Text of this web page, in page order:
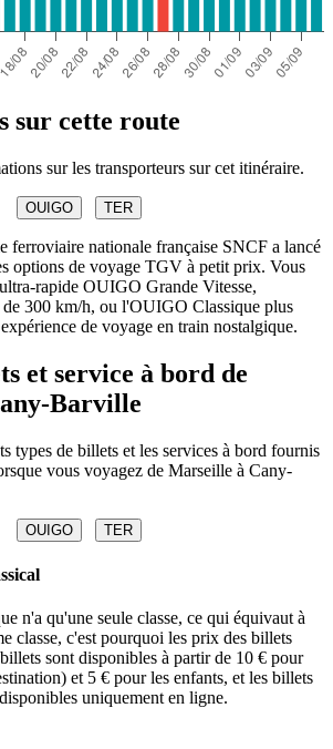
sur cette route
sur les transporteurs sur cet itinéraire.
OUIGO TER
ferroviaire nationale française SNCF a lancé
options de voyage TGV à petit prix. Vous
rapide OUIGO Grande Vitesse,
de 300 km/h, ou l'OUIGO Classique plus
de voyage en train nostalgique.
et service à bord de
Barville
types de billets et les services à bord fournis
vous voyagez de Marseille à Cany-
OUIGO TER
n'a qu'une seule classe, ce qui équivaut à
classe, c'est pourquoi les prix des billets
sont disponibles à partir de 10 € pour
et 5 € pour les enfants, et les billets
uniquement en ligne.